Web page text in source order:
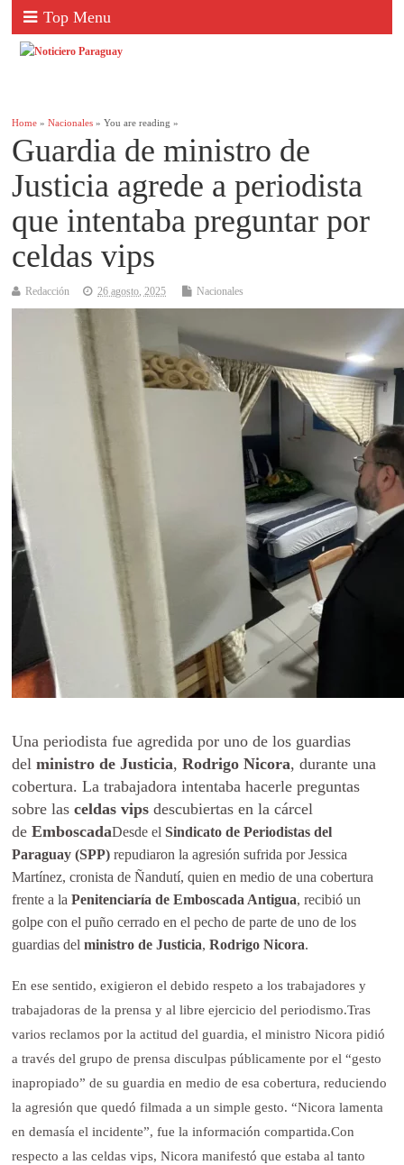
Top Menu
Home »Nacionales » You are reading »
Guardia de ministro de
Justicia agrede a periodista
que intentaba preguntar por
celdas vips
Redacción 26 agosto, 2025 Nacionales
Una periodista fue agredida por uno de los guardias
delministro de Justicia,Rodrigo Nicora, durante una
cobertura. La trabajadora intentaba hacerle preguntas
sobre lasceldas vips descubiertas en la cárcel
deEmboscadaDesde el Sindicato de Periodistas del
Paraguay (SPP) repudiaron la agresión sufrida por Jessica
Martínez, cronista de Ñandutí, quien en medio de una cobertura
frente a la Penitenciaría de Emboscada Antigua, recibió un
golpe con el puño cerrado en el pecho de parte de uno de los
guardias del ministro de Justicia, Rodrigo Nicora.
En ese sentido, exigieron el debido respeto a los trabajadores y
trabajadoras de la prensa y al libre ejercicio del periodismo.Tras
varios reclamos por la actitud del guardia, el ministro Nicora pidió
a través del grupo de prensa disculpas públicamente por el “gesto
inapropiado” de su guardia en medio de esa cobertura, reduciendo
la agresión que quedó filmada a un simple gesto. “Nicora lamenta
en demasía el incidente”, fue la información compartida.Con
respecto a las celdas vips, Nicora manifestó que estaba al tanto